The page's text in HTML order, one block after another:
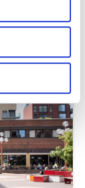
de skal
tilbake ditt
hk-nytt.no
(cookies) for å
at vi tilby
angitt i
Nå står